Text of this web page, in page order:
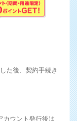
た後、契約手続き
カウント発行後は